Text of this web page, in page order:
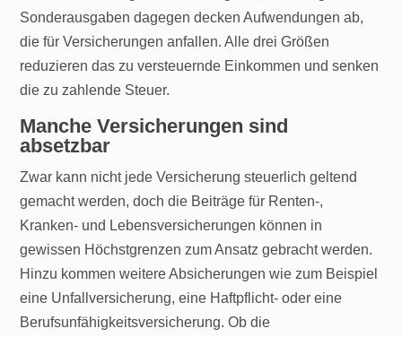
Sonderausgaben dagegen decken Aufwendungen ab,
die für Versicherungen anfallen. Alle drei Größen
reduzieren das zu versteuernde Einkommen und senken
die zu zahlende Steuer.
Manche Versicherungen sind
absetzbar
Zwar kann nicht jede Versicherung steuerlich geltend
gemacht werden, doch die Beiträge für Renten-,
Kranken- und Lebensversicherungen können in
gewissen Höchstgrenzen zum Ansatz gebracht werden.
Hinzu kommen weitere Absicherungen wie zum Beispiel
eine Unfallversicherung, eine Haftpflicht- oder eine
Berufsunfähigkeitsversicherung. Ob die